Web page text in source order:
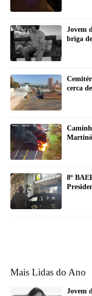
Jovem
briga
cerca
8º
Mais Lidas do Ano
Jovem